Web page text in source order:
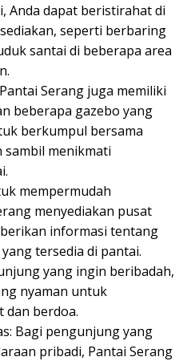
Anda dapat beristirahat di
seperti berbaring
santai di beberapa area
Serang juga memiliki
beberapa gazebo yang
berkumpul bersama
sambil menikmati
mempermudah
menyediakan pusat
informasi tentang
tersedia di pantai.
yang ingin beribadah,
nyaman untuk
dan berdoa.
Bagi pengunjung yang
pribadi, Pantai Serang